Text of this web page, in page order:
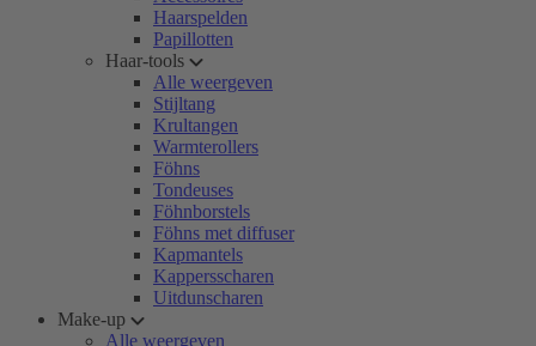
Haarspelden
Papillotten
Haar-tools
Alle weergeven
Stijltang
Krultangen
Warmterollers
Föhns
Tondeuses
Föhnborstels
Föhns met diffuser
Kapmantels
Kappersscharen
Uitdunscharen
Make-up
Alle weergeven